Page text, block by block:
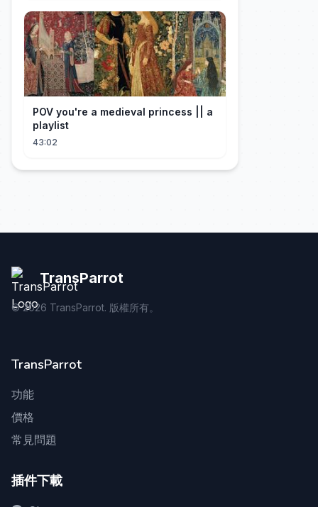
POV you're a medieval princess || a
playlist
43:02
TransParrot
©2026 TransParrot. 版權所有。
TransParrot
功能
價格
常見問題
插件下載